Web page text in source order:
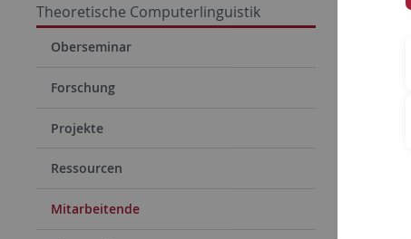
Theoretische Computerlinguistik
Oberseminar
Forschung
Projekte
Ressourcen
Mitarbeitende